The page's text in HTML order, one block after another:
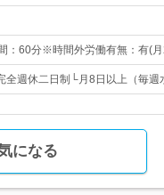
：60分※時間外労働有無：有(
全週休二日制└月8日以上（毎
になる